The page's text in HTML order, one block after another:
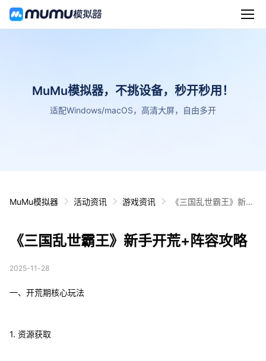
MuMu模拟器，不挑设备，秒开秒用！
适配Windows/macOS，高清大屏，自由多开
MuMu模拟器 活动资讯 游戏资讯
《三国乱世霸王》新手
《三国乱世霸王》新手开荒+阵容攻略
2025-11-28
一、开荒期核心玩法
1. 资源获取